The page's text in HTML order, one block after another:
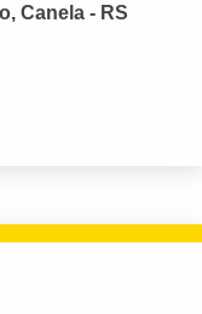
Canela - RS